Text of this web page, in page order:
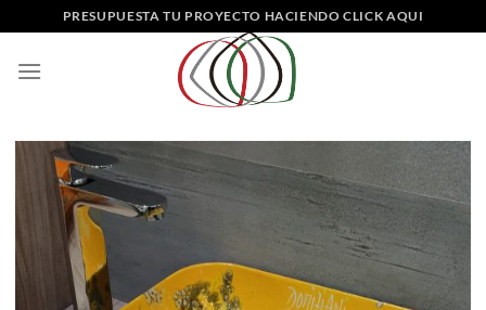
al
contenido
PRESUPUESTA TU PROYECTO HACIENDO CLICK AQUI